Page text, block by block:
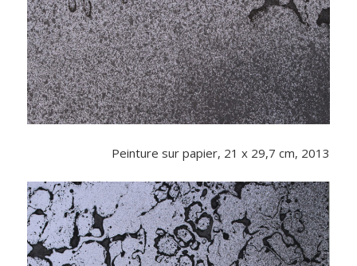
Peinture sur papier, 21 x 29,7 cm, 2013